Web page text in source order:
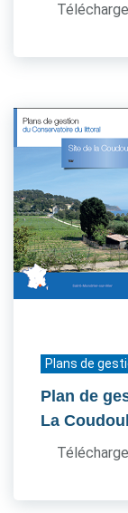
Plans de
Plan de
La